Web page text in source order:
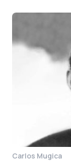
Carlos Mugica